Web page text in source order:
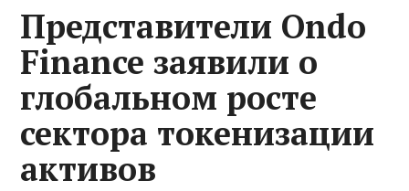
Представители Ondo
Finance заявили о
глобальном росте
сектора токенизации
активов